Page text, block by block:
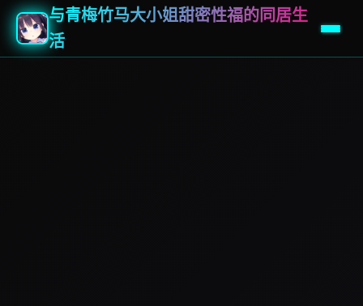
与青梅竹马大小姐甜密性福的同居生
活